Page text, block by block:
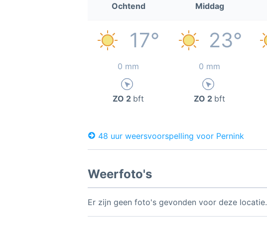
Ochtend Middag
17° 23°
0 mm 0 mm
ZO 2 bft ZO 2 bft
48 uur weersvoorspelling voor Pernink
Weerfoto's
Er zijn geen foto's gevonden voor deze locatie.